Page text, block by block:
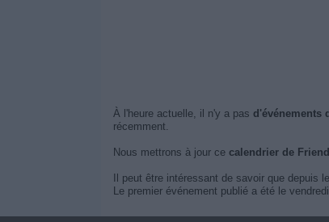
À l'heure actuelle, il n'y a pas d'événements
récemment.
Nous mettrons à jour ce calendrier de
Il peut être intéressant de savoir que depuis
Le premier événement publié a été le